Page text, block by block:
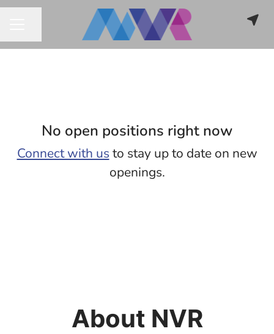
No open positions right now
Connect with us to stay up to date on new
openings.
About NVR